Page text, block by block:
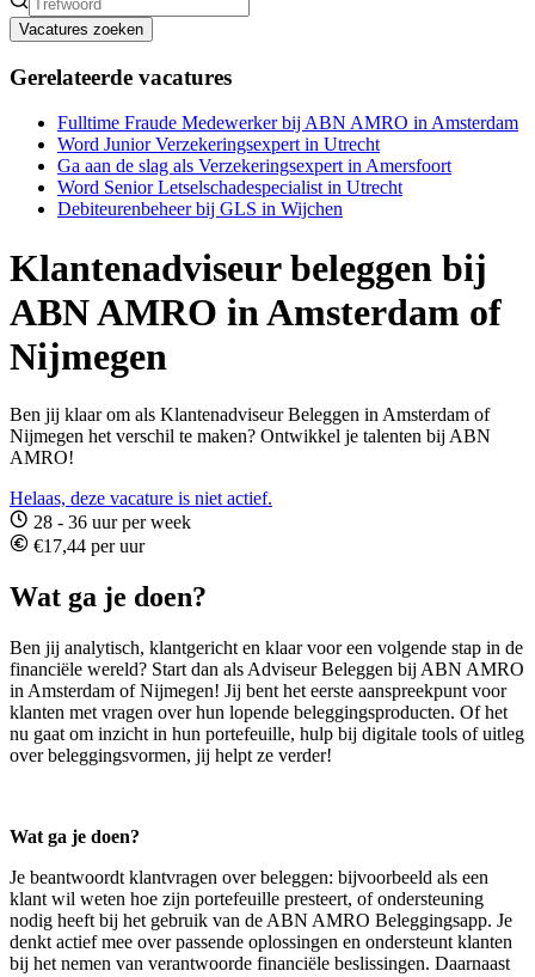
Vacatures zoeken
Gerelateerde vacatures
Fulltime Fraude Medewerker bij ABN AMRO in Amsterdam
Word Junior Verzekeringsexpert in Utrecht
Ga aan de slag als Verzekeringsexpert in Amersfoort
Word Senior Letselschadespecialist in Utrecht
Debiteurenbeheer bij GLS in Wijchen
Klantenadviseur beleggen bij
ABN AMRO in Amsterdam of
Nijmegen
Ben jij klaar om als Klantenadviseur Beleggen in Amsterdam of
Nijmegen het verschil te maken? Ontwikkel je talenten bij ABN
AMRO!
Helaas, deze vacature is niet actief.
28 - 36 uur per week
€17,44 per uur
Wat ga je doen?
Ben jij analytisch, klantgericht en klaar voor een volgende stap in de
financiële wereld? Start dan als Adviseur Beleggen bij ABN AMRO
in Amsterdam of Nijmegen! Jij bent het eerste aanspreekpunt voor
klanten met vragen over hun lopende beleggingsproducten. Of het
nu gaat om inzicht in hun portefeuille, hulp bij digitale tools of uitleg
over beleggingsvormen, jij helpt ze verder!
Wat ga je doen?
Je beantwoordt klantvragen over beleggen: bijvoorbeeld als een
klant wil weten hoe zijn portefeuille presteert, of ondersteuning
nodig heeft bij het gebruik van de ABN AMRO Beleggingsapp. Je
denkt actief mee over passende oplossingen en ondersteunt klanten
bij het nemen van verantwoorde financiële beslissingen. Daarnaast